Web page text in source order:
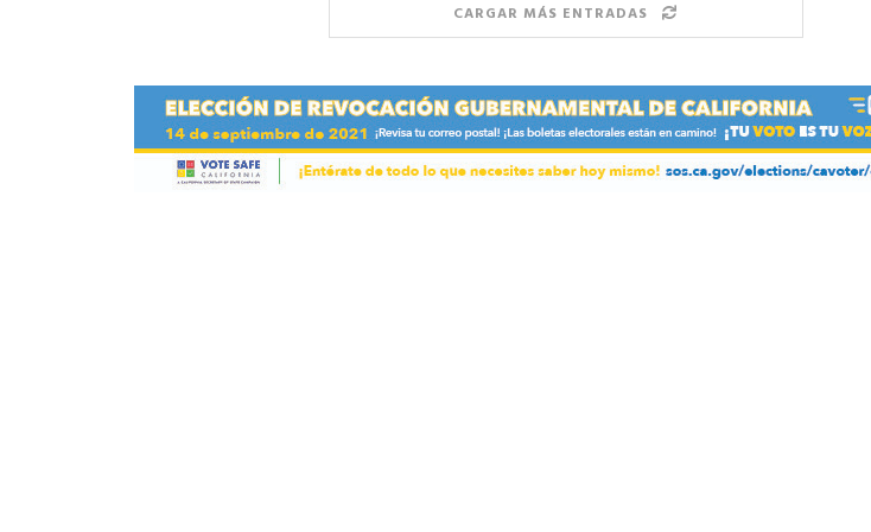
CARGAR MÁS ENTRADAS